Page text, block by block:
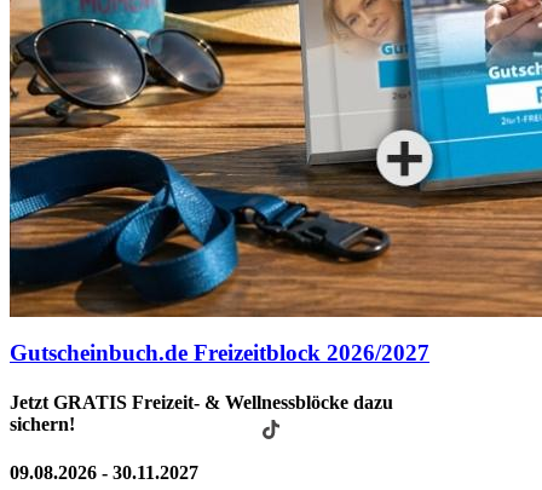
Gutscheinbuch.de Freizeitblock 2026/2027
Jetzt GRATIS Freizeit- & Wellnessblöcke dazu
sichern!
09.08.2026 - 30.11.2027